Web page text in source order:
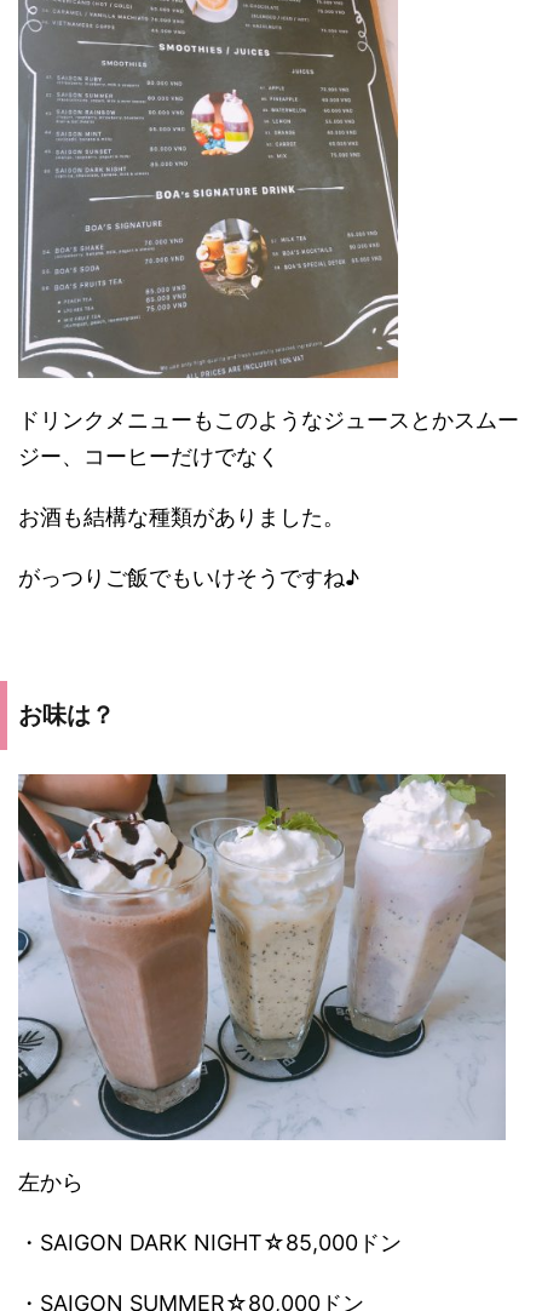
ドリンクメニューもこのようなジュースとかスムー
ジー、コーヒーだけでなく
お酒も結構な種類がありました。
がっつりご飯でもいけそうですね♪
お味は？
左から
・SAIGON DARK NIGHT☆85,000ドン
・SAIGON SUMMER☆80,000ドン